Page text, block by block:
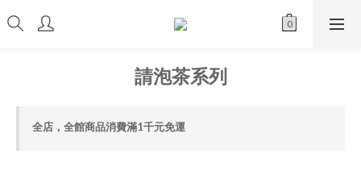
請泡茶系列
全店，全館商品消費滿1千元免運